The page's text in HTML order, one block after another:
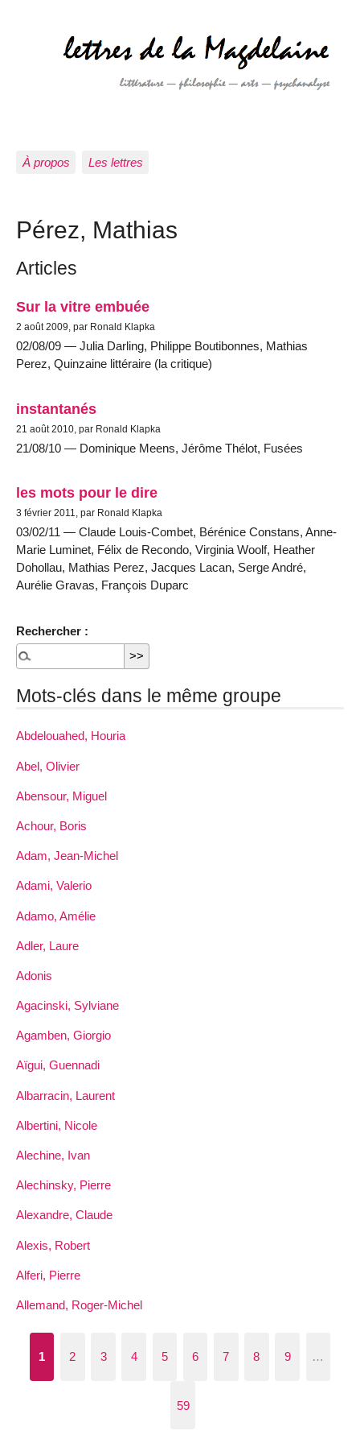
À propos Les lettres
Pérez, Mathias
Articles
Sur la vitre embuée
2 août 2009, par Ronald Klapka
02/08/09 — Julia Darling, Philippe Boutibonnes, Mathias
Perez, Quinzaine littéraire (la critique)
instantanés
21 août 2010, par Ronald Klapka
21/08/10 — Dominique Meens, Jérôme Thélot, Fusées
les mots pour le dire
3 février 2011, par Ronald Klapka
03/02/11 — Claude Louis-Combet, Bérénice Constans, Anne-
Marie Luminet, Félix de Recondo, Virginia Woolf, Heather
Dohollau, Mathias Perez, Jacques Lacan, Serge André,
Aurélie Gravas, François Duparc
Rechercher :
Mots-clés dans le même groupe
Abdelouahed, Houria
Abel, Olivier
Abensour, Miguel
Achour, Boris
Adam, Jean-Michel
Adami, Valerio
Adamo, Amélie
Adler, Laure
Adonis
Agacinski, Sylviane
Agamben, Giorgio
Aïgui, Guennadi
Albarracin, Laurent
Albertini, Nicole
Alechine, Ivan
Alechinsky, Pierre
Alexandre, Claude
Alexis, Robert
Alferi, Pierre
Allemand, Roger-Michel
1 2 3 4 5 6 7 8 9 …
59